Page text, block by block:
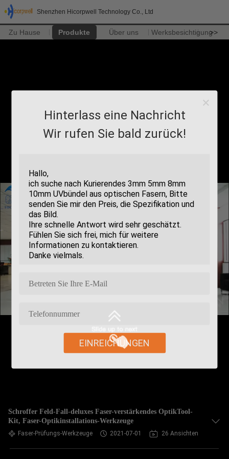
Shenzhen Hicorpwell Technology Co., Ltd
Zu Hause Produkte Über uns Werksbesichtigung>>
Hinterlass eine Nachricht
Wir rufen Sie bald zurück!
EINREICHUNGEN
Schroffer Feld-Fall-deluxes Faser-verstärkendes OptikTool-
Kit, Faser-Optikinstallations-Werkzeuge
Faser-Prüfungs-Werkzeuge 2021-07-01 26 Ansichten